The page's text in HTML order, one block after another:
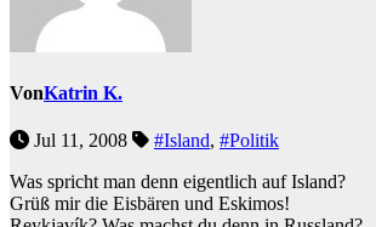
VonKatrin K.
Jul 11, 2008 #Island, #Politik
Was spricht man denn eigentlich auf Island?
Grüß mir die Eisbären und Eskimos!